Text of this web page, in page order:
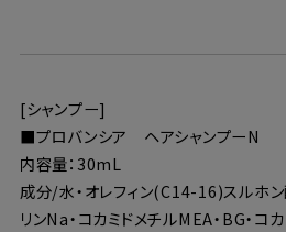
[シャンプー]
■プロバンシア ヘアシャンプーN
内容量：30mL
成分/水・オレフィン(C14-16)スルホ
リンNa・コカミドメチルMEA・BG・コ